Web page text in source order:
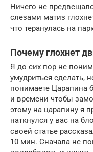
Ничего не
слезами матиз
что теранулась на
Почему глохнет
Я до сих пор не
умудриться сделать,
понимаете Царапина
и времени чтобы
этому на царапину я
наткнулся у вас на
своей статье
10 мин. Сначала не